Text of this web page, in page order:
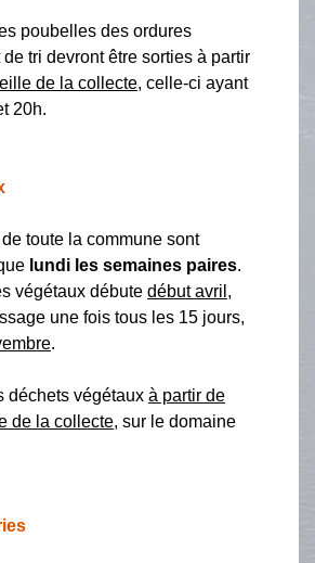
poubelles des ordures
tri devront être sorties à partir
de la collecte, celle-ci ayant
20h.
toute la commune sont
lundi les semaines paires.
végétaux débute début avril ,
une fois tous les 15 jours,
.
déchets végétaux à partir de
de la collecte, sur le domaine